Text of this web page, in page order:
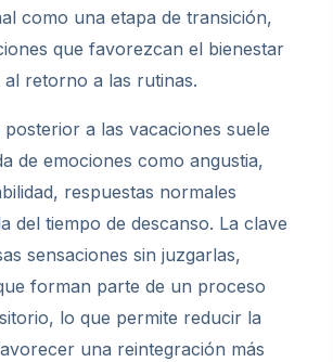
como una etapa de transición,
que favorezcan el bienestar
retorno a las rutinas.
posterior a las vacaciones suele
de emociones como angustia,
respuestas normales
del tiempo de descanso. La clave
sensaciones sin juzgarlas,
forman parte de un proceso
lo que permite reducir la
una reintegración más